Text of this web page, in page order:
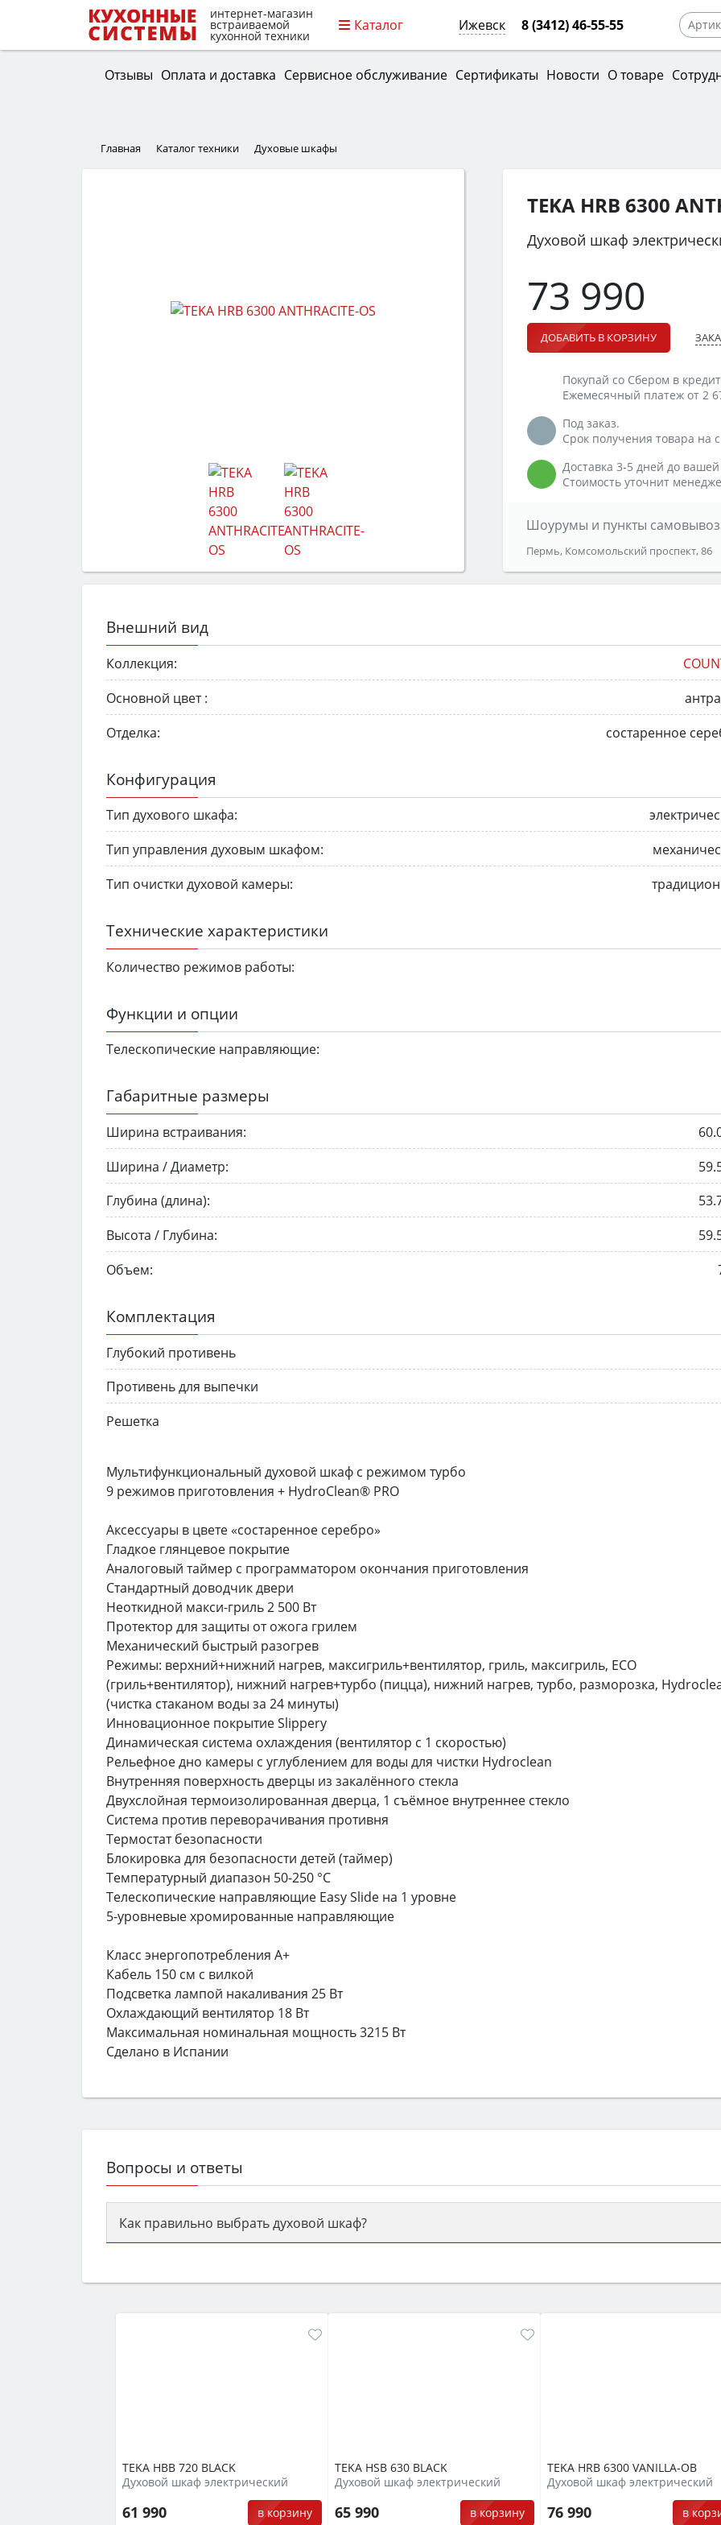
интернет-магазин
встраиваемой
кухонной техники
Каталог Ижевск 8 (3412) 46-55-55
Отзывы Оплата и доставка Сервисное обслуживание Сертификаты Новости О товаре
Главная Каталог техники Духовые шкафы
TEKA HRB 6300
Духовой шкаф
73 990
ДОБАВИТЬ В КОРЗИНУ
Покупай со Сбером в
Ежемесячный платеж от 2
Под заказ.
Срок получения товара на
Доставка 3-5 дней до
Стоимость уточнит
Шоурумы и пункты
Пермь, Комсомольский проспект, 86
Внешний вид
Коллекция:
Основной цвет :
Отделка:
состаренное
Конфигурация
Тип духового шкафа:
Тип управления духовым шкафом:
Тип очистки духовой камеры:
Технические характеристики
Количество режимов работы:
Функции и опции
Телескопические направляющие:
Габаритные размеры
Ширина встраивания:
Ширина / Диаметр:
Глубина (длина):
Высота / Глубина:
Объем:
Комплектация
Глубокий противень
Противень для выпечки
Решетка
Мультифункциональный духовой шкаф с режимом турбо
9 режимов приготовления + HydroClean® PRO
Аксессуары в цвете «состаренное серебро»
Гладкое глянцевое покрытие
Аналоговый таймер с программатором окончания приготовления
Стандартный доводчик двери
Неоткидной макси-гриль 2 500 Вт
Протектор для защиты от ожога грилем
Механический быстрый разогрев
Режимы: верхний+нижний нагрев, максигриль+вентилятор, гриль, максигриль, ECO
(гриль+вентилятор), нижний нагрев+турбо (пицца), нижний нагрев, турбо, разморозка,
(чистка стаканом воды за 24 минуты)
Инновационное покрытие Slippery
Динамическая система охлаждения (вентилятор с 1 скоростью)
Рельефное дно камеры с углублением для воды для чистки Hydroclean
Внутренняя поверхность дверцы из закалённого стекла
Двухслойная термоизолированная дверца, 1 съёмное внутреннее стекло
Система против переворачивания противня
Термостат безопасности
Блокировка для безопасности детей (таймер)
Температурный диапазон 50-250 °С
Телескопические направляющие Easy Slide на 1 уровне
5-уровневые хромированные направляющие
Класс энергопотребления А+
Кабель 150 см с вилкой
Подсветка лампой накаливания 25 Вт
Охлаждающий вентилятор 18 Вт
Максимальная номинальная мощность 3215 Вт
Сделано в Испании
Вопросы и ответы
Как правильно выбрать духовой шкаф?
семьи, класс энергопотребления не ниже A и нужные функции (конвекция, гриль,
TEKA HBB 720 BLACK
Духовой шкаф электрический
61 990 в корзину
TEKA HSB 630 BLACK
Духовой шкаф электрический
65 990 в корзину
TEKA HRB 6300 VANILLA-OB
Духовой шкаф электрический
76 990 в